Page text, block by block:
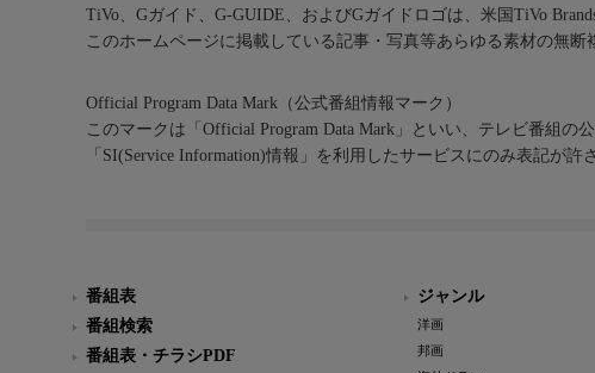
TiVo、Gガイド、G-GUIDE、およびGガイドロゴは、米国TiVo
このホームページに掲載している記事・写真等あらゆる素材の無断
Official Program Data Mark（公式番組情報マーク）
このマークは「Official Program Data Mark」といい、テレビ番組の
「SI(Service Information)情報」を利用したサービスにのみ表記が許
番組表
番組検索
番組表・チラシPDF
ジャンル
洋画
邦画